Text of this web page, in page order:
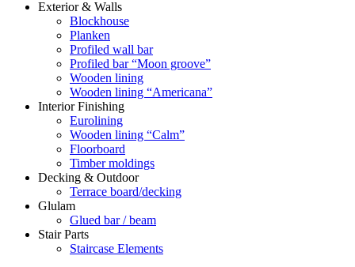
Exterior & Walls
Blockhouse
Planken
Profiled wall bar
Profiled bar “Moon groove”
Wooden lining
Wooden lining “Americana”
Interior Finishing
Eurolining
Wooden lining “Сalm”
Floorboard
Timber moldings
Decking & Outdoor
Terrace board/decking
Glulam
Glued bar / beam
Stair Parts
Staircase Elements